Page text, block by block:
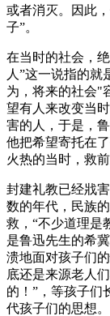
或者消灭。因此
子”。
在当时的社会，
人”这一说指的就
为，将来的社会"
望有人来改变当
害的人，于是，
他把希望寄托在
火热的当时，救
封建礼教已经戕
数的年代，民族
救，“不少道理是
是鲁迅先生的希
溃地面对孩子们
底还是来源老人
的！”，等孩子们
代孩子们的思想。